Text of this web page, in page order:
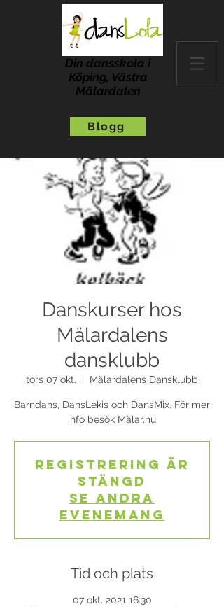
Din dansskola i
Köping, Västra
Mälardalen
Blogg
Danskurser hos
Mälardalens
dansklubb
tors 07 okt. Mälardalens Dansklubb
Barndans, DansLekis och DansMix. För mer
info besök Mälar.nu
Registrering är
stängd
Se andra
evenemang
Tid och plats
07 okt. 2021 16:30